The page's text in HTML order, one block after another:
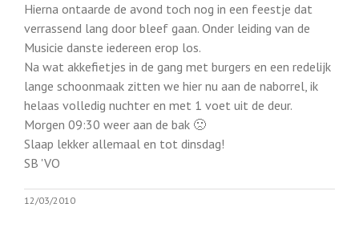
Hierna ontaarde de avond toch nog in een feestje dat
verrassend lang door bleef gaan. Onder leiding van de
Musicie danste iedereen erop los.
Na wat akkefietjes in de gang met burgers en een redelijk
lange schoonmaak zitten we hier nu aan de naborrel, ik
helaas volledig nuchter en met 1 voet uit de deur.
Morgen 09:30 weer aan de bak 🙁
Slaap lekker allemaal en tot dinsdag!
SB 'VO
12/03/2010